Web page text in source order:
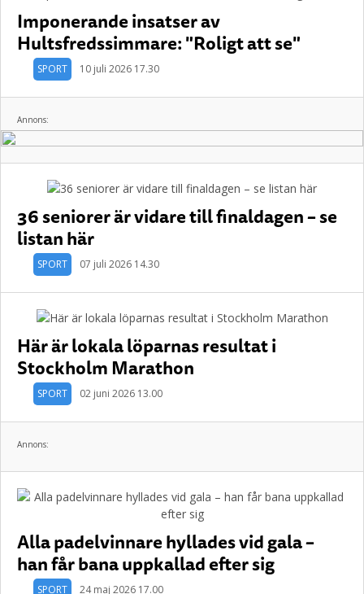
Imponerande insatser av
Hultsfredssimmare: "Roligt att se"
SPORT 10 juli 2026 17.30
Annons:
36 seniorer är vidare till finaldagen – se
listan här
SPORT 07 juli 2026 14.30
Här är lokala löparnas resultat i
Stockholm Marathon
SPORT 02 juni 2026 13.00
Annons:
Alla padelvinnare hyllades vid gala –
han får bana uppkallad efter sig
SPORT 24 maj 2026 17.00